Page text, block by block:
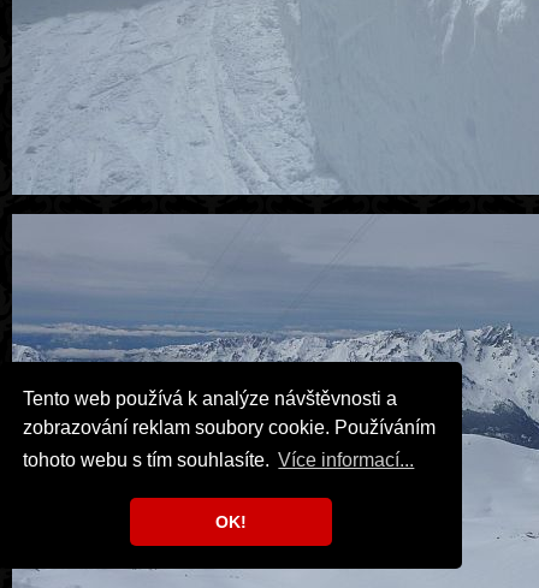
Tento web používá k analýze návštěvnosti a
zobrazování reklam soubory cookie. Používáním
tohoto webu s tím souhlasíte. Více informací...
OK!